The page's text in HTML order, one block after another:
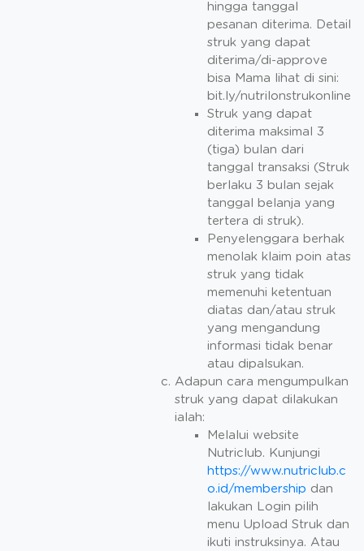
hingga tanggal
pesanan diterima. Detail
struk yang dapat
diterima/di-approve
bisa Mama lihat di sini:
bit.ly/nutrilonstrukonline
Struk yang dapat
diterima maksimal 3
(tiga) bulan dari
tanggal transaksi (Struk
berlaku 3 bulan sejak
tanggal belanja yang
tertera di struk).
Penyelenggara berhak
menolak klaim poin atas
struk yang tidak
memenuhi ketentuan
diatas dan/atau struk
yang mengandung
informasi tidak benar
atau dipalsukan.
Adapun cara mengumpulkan
struk yang dapat dilakukan
ialah:
Melalui website
Nutriclub. Kunjungi
https://www.nutriclub.c
o.id/membership dan
lakukan Login pilih
menu Upload Struk dan
ikuti instruksinya. Atau